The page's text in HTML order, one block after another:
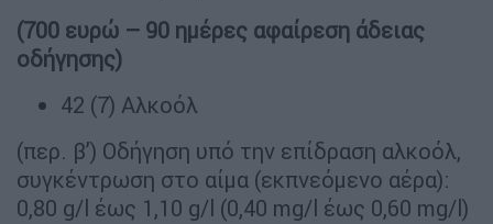
(700 ευρώ – 90 ημέρες αφαίρεση άδειας
οδήγησης)
42 (7) Αλκοόλ
(περ. β’) Οδήγηση υπό την επίδραση αλκοόλ,
συγκέντρωση στο αίμα (εκπνεόμενο αέρα):
0,80 g/l έως 1,10 g/l (0,40 mg/l έως 0,60 mg/l)